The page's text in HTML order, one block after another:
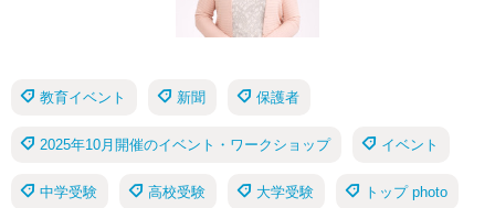
教育イベント 新聞 保護者
2025年10月開催のイベント・ワークショップ イベント
中学受験 高校受験 大学受験 トップ photo